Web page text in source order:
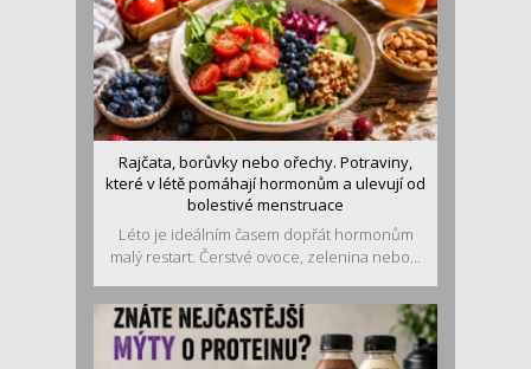
Rajčata, borůvky nebo ořechy. Potraviny,
které v létě pomáhají hormonům a ulevují od
bolestivé menstruace
Léto je ideálním časem dopřát hormonům
malý restart. Čerstvé ovoce, zelenina nebo...